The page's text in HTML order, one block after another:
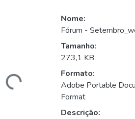
Nome:
Fórum -
Tamanho:
273,1 KB
Formato:
Adobe Portable
Format
Descrição: